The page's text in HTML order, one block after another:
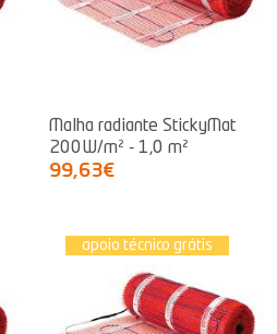
Malha radiante StickyMat
200W/m² - 1,0 m²
99,63€
apoio técnico grátis